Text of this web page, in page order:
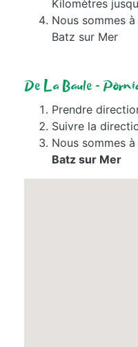
Kilomètres
Nous sommes
Batz sur Mer
De La Baule -
Prendre
Suivre la
Nous sommes
Batz sur Mer